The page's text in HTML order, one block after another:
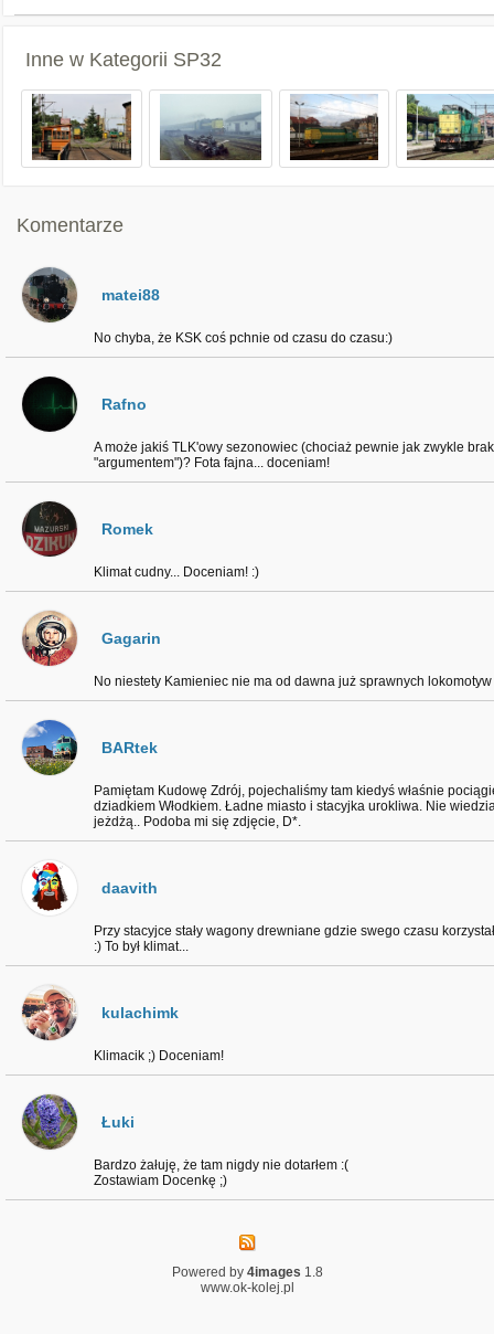
Inne w Kategorii SP32
Komentarze
matei88
No chyba, że KSK coś pchnie od czasu do czasu:)
Rafno
A może jakiś TLK'owy sezonowiec (chociaż pewnie jak zwykle
"argumentem")? Fota fajna... doceniam!
Romek
Klimat cudny... Doceniam! :)
Gagarin
No niestety Kamieniec nie ma od dawna już sprawnych
BARtek
Pamiętam Kudowę Zdrój, pojechaliśmy tam kiedyś właśnie
dziadkiem Włodkiem. Ładne miasto i stacyjka urokliwa. Nie
jeżdżą.. Podoba mi się zdjęcie, D*.
daavith
Przy stacyjce stały wagony drewniane gdzie swego czasu
:) To był klimat...
kulachimk
Klimacik ;) Doceniam!
Łuki
Bardzo żałuję, że tam nigdy nie dotarłem :(
Zostawiam Docenkę ;)
Powered by 4images 1.8
www.ok-kolej.pl